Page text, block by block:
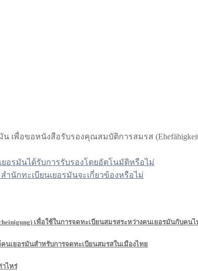
พื่อขอหนังสือรับรองคุณสมบัติการสมรส
อรมันได้รับการรับรองโดยอัตโนมัติหรือไม่
นักทะเบียนเยอรมันจะเกี่ยวข้องหรือไม่
เพื่อใช้ในการจดทะเบียนสมรสระหว่างคนเยอรมันกับคน
นเยอรมันสำหรับการจดทะเบียนสมรสในเมืองไทย
าไหร่